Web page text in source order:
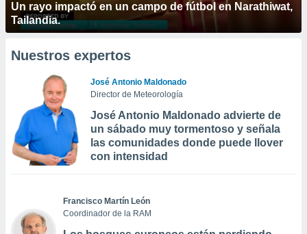
Un rayo impactó en un campo de fútbol en Narathiwat,
Tailandia.
Nuestros expertos
José Antonio Maldonado
Director de Meteorología
José Antonio Maldonado advierte de
un sábado muy tormentoso y señala
las comunidades donde puede llover
con intensidad
Francisco Martín León
Coordinador de la RAM